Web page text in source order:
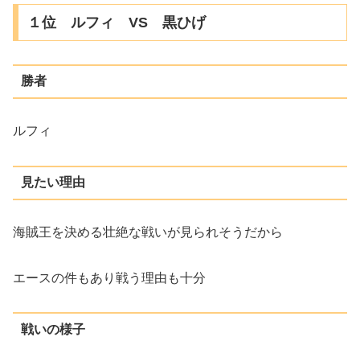
１位 ルフィ VS 黒ひげ
勝者
ルフィ
見たい理由
海賊王を決める壮絶な戦いが見られそうだから
エースの件もあり戦う理由も十分
戦いの様子